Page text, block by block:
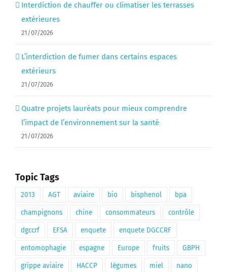
Interdiction de chauffer ou climatiser les terrasses
extérieures
21/07/2026
L’interdiction de fumer dans certains espaces
extérieurs
21/07/2026
Quatre projets lauréats pour mieux comprendre
l’impact de l’environnement sur la santé
21/07/2026
Topic Tags
2013 AGT aviaire bio bisphenol bpa
champignons chine consommateurs contrôle
dgccrf EFSA enquete enquete DGCCRF
entomophagie espagne Europe fruits GBPH
grippe aviaire HACCP légumes miel nano